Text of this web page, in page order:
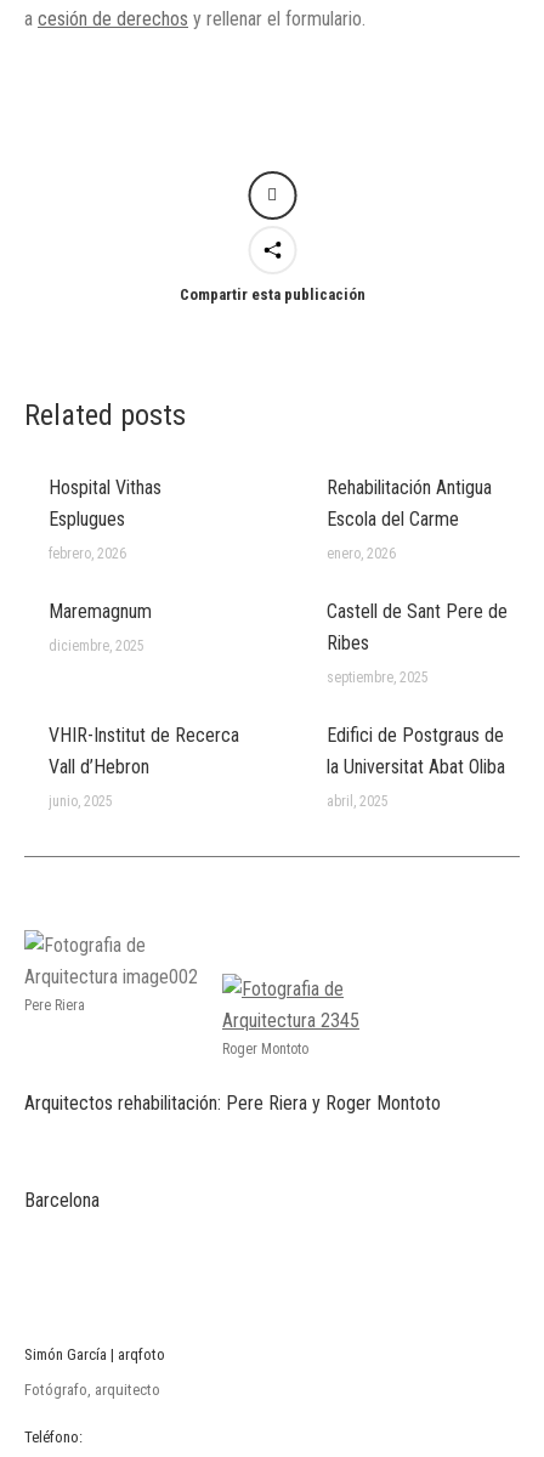
a cesión de derechos y rellenar el formulario.
Compartir esta publicación
Related posts
Hospital Vithas
Esplugues
febrero, 2026
Rehabilitación Antigua
Escola del Carme
enero, 2026
Maremagnum
diciembre, 2025
Castell de Sant Pere de
Ribes
septiembre, 2025
VHIR-Institut de Recerca
Vall d’Hebron
junio, 2025
Edifici de Postgraus de
la Universitat Abat Oliba
abril, 2025
Pere Riera
Roger Montoto
Arquitectos rehabilitación: Pere Riera y Roger Montoto
Barcelona
Simón García | arqfoto
Fotógrafo, arquitecto
Teléfono: